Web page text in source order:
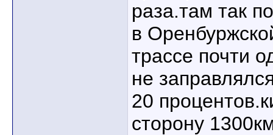
раза.там так
в
трассе почти
не
20
сторону